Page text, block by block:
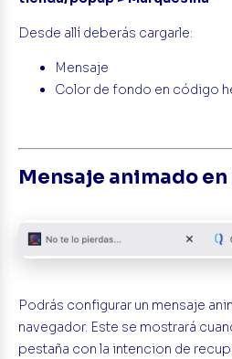
Desde allí deberás cargarle:
Mensaje
Color de fondo en código
Mensaje animado
Podrás configurar un mensaje
navegador. Este se mostrará
pestaña con la intencion de